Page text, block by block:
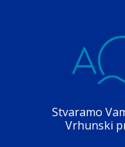
Stvaramo
Vrhunski